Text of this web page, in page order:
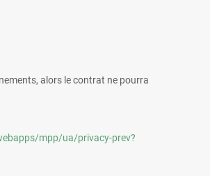
alors le contrat ne pourra
mpp/ua/privacy-prev?